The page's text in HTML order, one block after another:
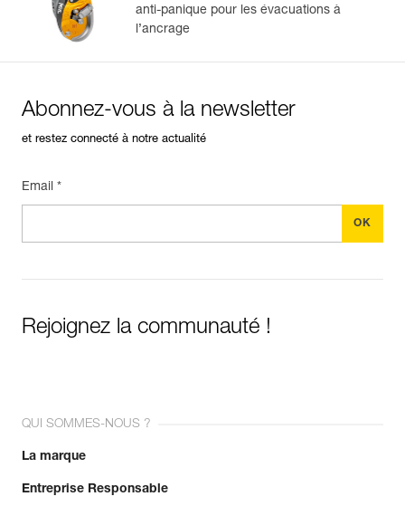
Voir l'historique d'un produit à partir de sa date de
fabrication.
anti-panique pour les évacuations à
l’ancrage
Abonnez-vous à la newsletter
et restez connecté à notre actualité
Email *
Rejoignez la communauté !
QUI SOMMES-NOUS ?
La marque
Entreprise Responsable